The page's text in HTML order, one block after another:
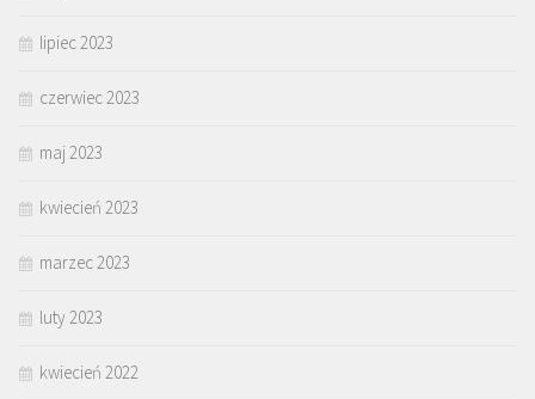
lipiec 2023
czerwiec 2023
maj 2023
kwiecień 2023
marzec 2023
luty 2023
kwiecień 2022